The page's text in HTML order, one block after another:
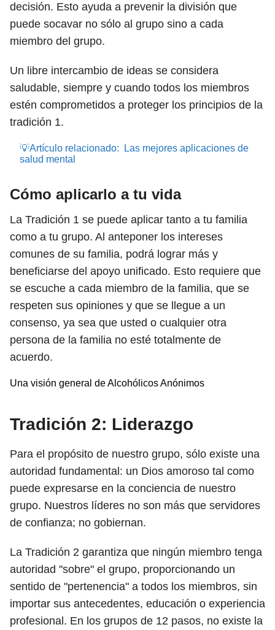
decisión. Esto ayuda a prevenir la división que
puede socavar no sólo al grupo sino a cada
miembro del grupo.
Un libre intercambio de ideas se considera
saludable, siempre y cuando todos los miembros
estén comprometidos a proteger los principios de la
tradición 1.
💡Artículo relacionado:
Las mejores aplicaciones de
salud mental
Cómo aplicarlo a tu vida
La Tradición 1 se puede aplicar tanto a tu familia
como a tu grupo. Al anteponer los intereses
comunes de su familia, podrá lograr más y
beneficiarse del apoyo unificado. Esto requiere que
se escuche a cada miembro de la familia, que se
respeten sus opiniones y que se llegue a un
consenso, ya sea que usted o cualquier otra
persona de la familia no esté totalmente de
acuerdo.
Una visión general de Alcohólicos Anónimos
Tradición 2: Liderazgo
Para el propósito de nuestro grupo, sólo existe una
autoridad fundamental: un Dios amoroso tal como
puede expresarse en la conciencia de nuestro
grupo. Nuestros líderes no son más que servidores
de confianza; no gobiernan.
La Tradición 2 garantiza que ningún miembro tenga
autoridad "sobre" el grupo, proporcionando un
sentido de "pertenencia" a todos los miembros, sin
importar sus antecedentes, educación o experiencia
profesional. En los grupos de 12 pasos, no existe la